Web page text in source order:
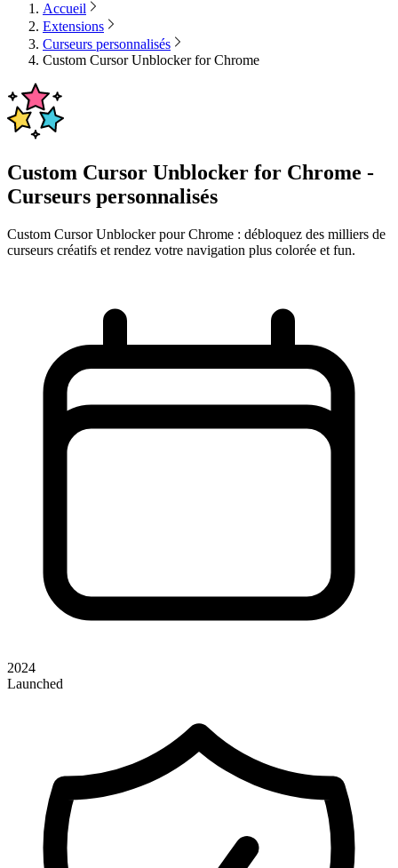
Accueil
Extensions
Curseurs personnalisés
Custom Cursor Unblocker for Chrome
Custom Cursor Unblocker for Chrome -
Curseurs personnalisés
Custom Cursor Unblocker pour Chrome : débloquez des milliers de
curseurs créatifs et rendez votre navigation plus colorée et fun.
2024
Launched